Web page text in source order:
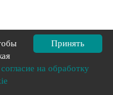
Принять
согласие на обработку